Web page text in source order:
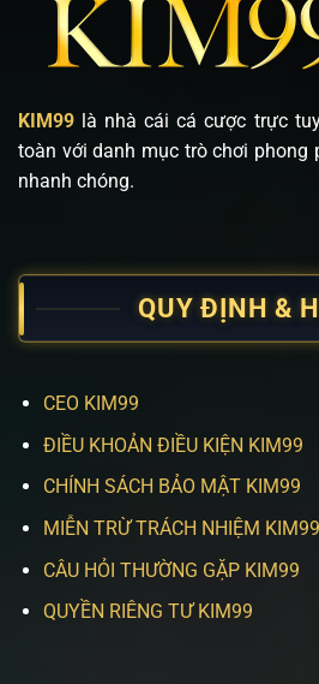
KIM99 là nhà cái cá cược trực
toàn với danh mục trò chơi phong
nhanh chóng.
QUY ĐỊNH &
CEO KIM99
ĐIỀU KHOẢN ĐIỀU KIỆN KIM99
CHÍNH SÁCH BẢO MẬT KIM99
MIỄN TRỪ TRÁCH NHIỆM KIM99
CÂU HỎI THƯỜNG GẶP KIM99
QUYỀN RIÊNG TƯ KIM99